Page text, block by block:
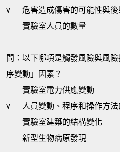
v
危害造成傷害的可能性與
實驗室人員的數量
問：以下哪項是觸發風險與風
序變動」因素？
實驗室電力供應變動
v
人員變動、程序和操作方
實驗室建築的結構變化
新型生物病原發現